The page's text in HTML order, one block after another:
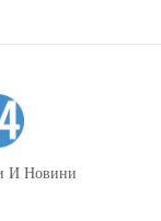
И Новини